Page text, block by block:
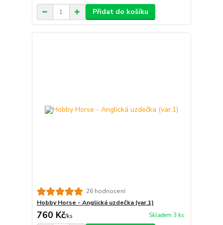
Přidat do košíku
26 hodnocení
Hobby Horse - Anglická uzdečka (var.1)
760 Kč/ks Skladem 3 ks